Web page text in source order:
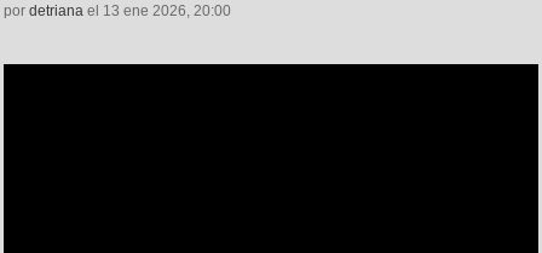
por detriana el 13 ene 2026, 20:00